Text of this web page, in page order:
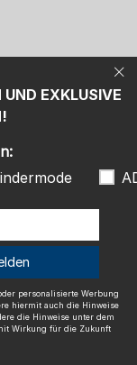
oder
erhalten und
Erläuterungen in
unter dem Punkt
mit Wirkung für die
EXKLUSIVE
personalisierte Werbung
hiermit auch die Hinweise
die Hinweise unter dem
Wirkung für die Zukunft